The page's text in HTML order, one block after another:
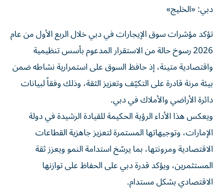
دبي: «الخليج»
تؤكد مؤشرات سوق الإيجارات في دبي خلال الربع الأول من عام
2026 رسوخ حالة من الاستقرار المدعوم بأسس تنظيمية
واقتصادية متينة، إذ حافظ السوق على استمرارية نشاطه ضمن
بيئة مرنة قادرة على التكيّف وتعزيز الثقة، وذلك وفقاً لبيانات
دائرة الأراضي والأملاك في دبي.
ويعكس هذا الأداء الرؤية الحكيمة للقيادة الرشيدة في دولة
الإمارات، وتوجيهاتها المستمرة لتعزيز جاهزية القطاعات
الاقتصادية ومرونتها، بما يرسّخ استدامة النمو ويعزز ثقة
المستثمرين، ويؤكد قدرة دبي على الحفاظ على توازنها
الاقتصادي بشكل مستدام.